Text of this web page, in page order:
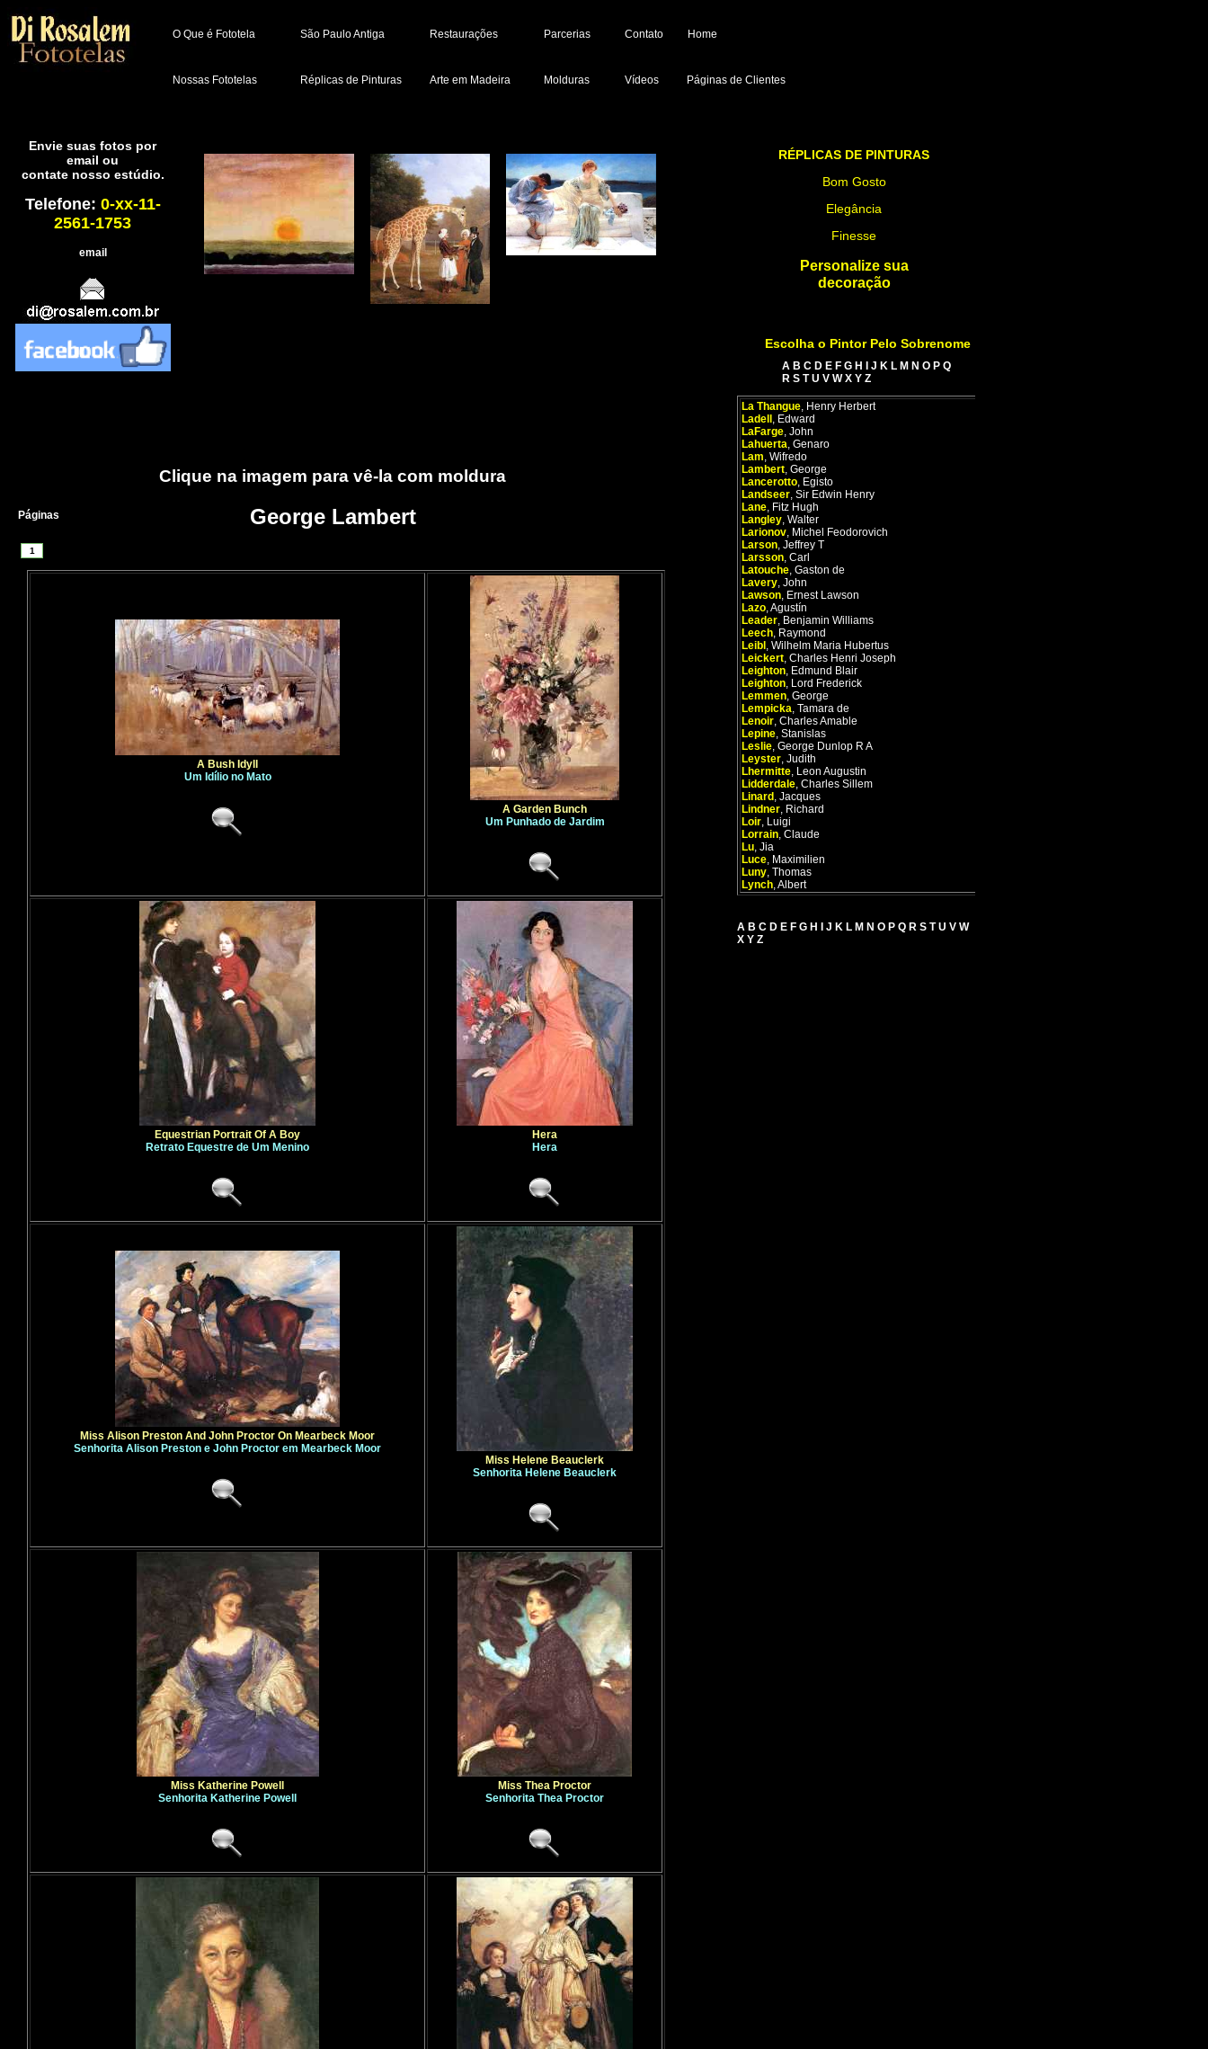
O Que é Fototela
Nossas Fototelas
São Paulo Antiga
Réplicas de Pinturas
Restaurações
Arte em Madeira
Parcerias
Molduras
Contato
Páginas de Clientes
Home
Vídeos
RÉPLICAS DE PINTURAS
Bom Gosto
Elegância
Finesse
Personalize sua
decoração
Envie suas fotos por
email ou
contate nosso estúdio.
Telefone: 0-xx-11-
2561-1753
email
Páginas
1
A Bush Idyll
Um Idílio no Mato
A Garden Bunch
Um Punhado de Jardim
Equestrian Portrait Of A Boy
Retrato Equestre de Um Menino
Hera
Hera
Miss Alison Preston And John Proctor On Mearbeck Moor
Senhorita Alison Preston e John Proctor em Mearbeck Moor
Miss Helene Beauclerk
Senhorita Helene Beauclerk
Miss Katherine Powell
Senhorita Katherine Powell
Miss Thea Proctor
Senhorita Thea Proctor
Escolha o Pintor Pelo Sobrenome
A B C D E F G H J K L M N O P Q
R S T U V W X Y Z
La Thangue, Henry Herbert
Ladell , Edward
LaFarge, John
Lahuerta, Genaro
Lam, Wifredo
Lambert, George
Lancerotto, Egisto
Landseer, Sir Edwin Henry
Lane, Fitz Hugh
Langley, Walter
Larionov, Michel Feodorovich
Larson, Jeffrey T
Larsson, Carl
Latouche, Gaston de
Lavery, John
Lawson, Ernest Lawson
Lazo,Agustín
Leader, Benjamin Williams
Leech, Raymond
Leibl , Wilhelm Maria Hubertus
Leickert, Charles Henri Joseph
Leighton, Edmund Blair
Leighton, Lord Frederick
Lemmen, George
Lempicka, Tamara de
Lenoir, Charles Amable
Lepine, Stanislas
Leslie, George Dunlop R A
Leyster, Judith
Lhermitte, Leon Augustin
Lidderdale, Charles Sillem
Linard , Jacques
Lindner, Richard
Loir, Luigi
Lorrain, Claude
Lu, Jia
Luce, Maximilien
Luny, Thomas
Lynch,Albert
A B C D E F G H J K L M N O P Q R S T U V W
X Y Z
Clique na imagem para vê-la com moldura
George Lambert